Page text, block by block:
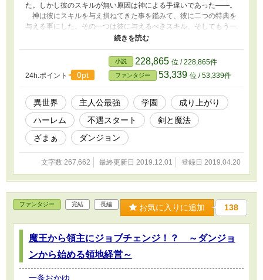
た。しかし彼のスキルが無い原因は神による手違いであった――。
神は彼にスキルを与え損ねてきた事を鑑みて、彼に二つの特典を
与える事にした。その一つは彼に与えるべきスキル、そしてもう一
つは学院を首席卒業すれば願いを一つだけ叶える、というものだっ
た。 そうして最強スキル『絶対真眼』を手に入れた彼は「神に
なる」という目的のため、学院の首席卒業を目指す！ 評価や
感想、待ってます！ 作者が喜びます！
24h.ポイント
0pt
小説 228,865 位 / 228,865件
ファンタジー 53,339 位 / 53,339件
異世界 主人公最強 学園
成り上がり
ハーレム
不遇スタート
剣と魔法
ざまぁ
ダンジョン
文字数 267,662 最終更新日 2019.12.01 登録日 2019.04.20
ファンタジー 完結 長編 お気に入りに追加 138
魔王から領主にジョブチェンジ！？ ～ダンジョ
ンから始める領地経営～
一条おかゆ